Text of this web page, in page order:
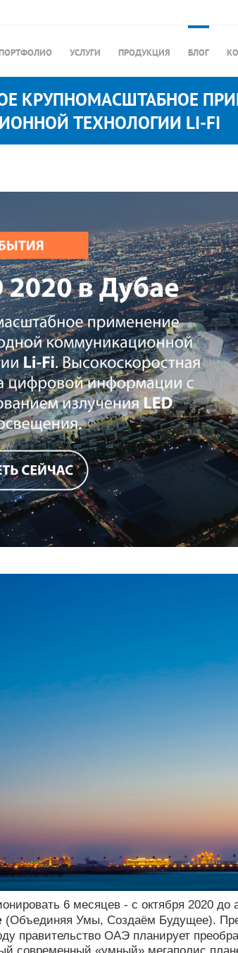
ПОРТФОЛИО УСЛУГИ ПРОДУКЦИЯ БЛОГ
КРУПНОМАСШТАБНОЕ
ТЕХНОЛОГИИ LI-FI
6 месяцев - с октября 2020 до
(Объединяя Умы, Создаём Будущее).
правительство ОАЭ планирует
современный «умный» мегаполис